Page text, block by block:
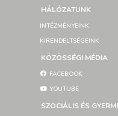
HÁLÓZATUNK
INTÉZMÉNYEINK
KIRENDELTSÉGEINK
KÖZÖSSÉGI MÉDIA
FACEBOOK
YOUTUBE
SZOCIÁLIS ÉS